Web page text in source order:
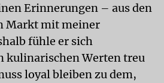
Erinnerungen – aus den
Markt mit meiner
fühle er sich
kulinarischen Werten treu
loyal bleiben zu dem,